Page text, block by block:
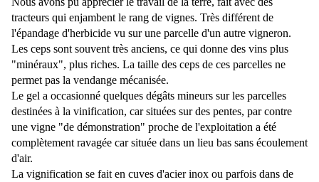
tracteurs qui enjambent le rang de vignes. Très différent de
l'épandage d'herbicide vu sur une parcelle d'un autre vigneron.
Les ceps sont souvent très anciens, ce qui donne des vins plus
"minéraux", plus riches. La taille des ceps de ces parcelles ne
permet pas la vendange mécanisée.
Le gel a occasionné quelques dégâts mineurs sur les parcelles
destinées à la vinification, car situées sur des pentes, par contre
une vigne "de démonstration" proche de l'exploitation a été
complètement ravagée car située dans un lieu bas sans écoulement
d'air.
La vignification se fait en cuves d'acier inox ou parfois dans de